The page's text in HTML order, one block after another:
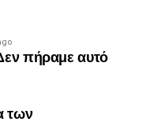
πήραμε αυτό
των